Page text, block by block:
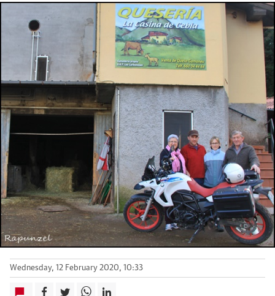
Wednesday, 12 February 2020, 10:33